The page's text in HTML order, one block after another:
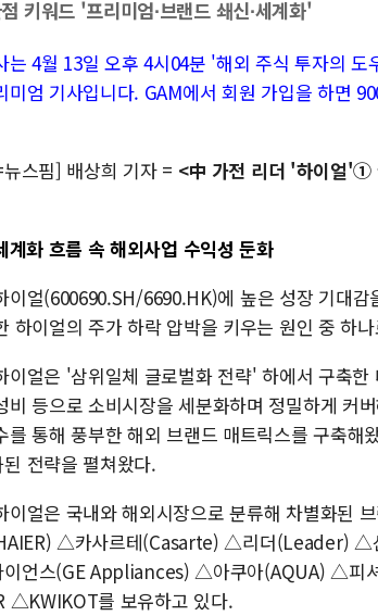
키워드 '프리미엄∙브랜드 쇄신∙세계화'
는 4월 13일 오후 4시04분 '해외 주식 투자의
미엄 기사입니다. GAM에서 회원 가입을 하면
스핌] 배상희 기자 = <中 가전 리더 '하이얼'①
계화 흐름 속 해외사업 수익성 둔화
이얼(600690.SH/6690.HK)에 높은 성장 기대
하이얼의 주가 하락 압박을 키우는 원인 중 하
이얼은 '삼위일체 글로벌화 전략' 하에서 구축
비 등으로 소비시장을 세분화하며 정밀하게 커
를 통해 풍부한 해외 브랜드 매트릭스를 구축해
전략을 펼쳐왔다.
이얼은 국내와 해외시장으로 분류해 차별화된
△카사르테(Casarte) △리더(Leader) △
이언스(GE Appliances) △아쿠아(AQUA) △
△KWIKOT를 보유하고 있다.